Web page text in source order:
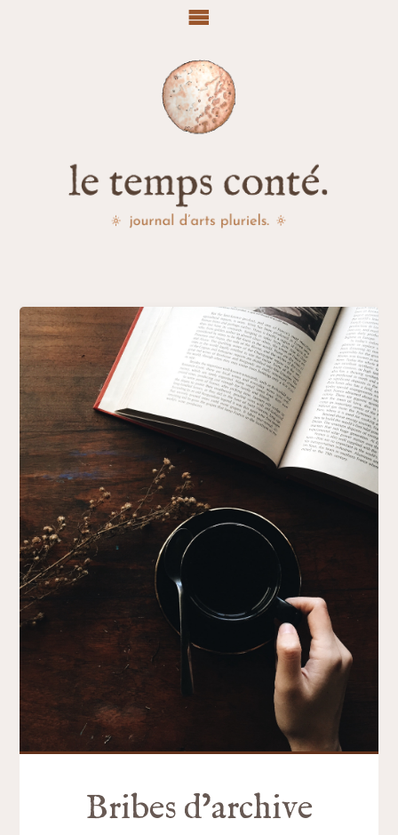
Bribes d’archive